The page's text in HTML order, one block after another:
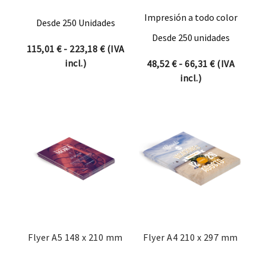
Desde 250 Unidades
115,01 € - 223,18 €Rango de precios: desde 115,01 €
(IVA
incl.)
Impresión a todo color
Desde 250 unidades
48,52€ - 66,31 €Rango de
(IVA
incl.)
Flyer A5 148 x 210 mm Flyer A4 210 x 297 mm